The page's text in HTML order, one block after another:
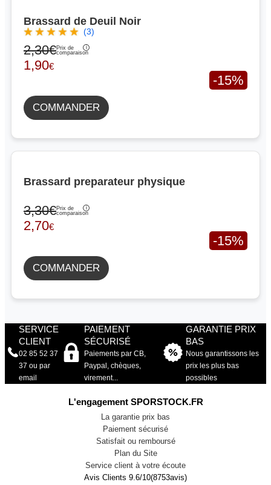
Brassard de Deuil Noir
(3)
2,30€Prix de
comparaison
1,90€
-15%
COMMANDER
Brassard preparateur physique
3,30€Prix de
comparaison
2,70€
-15%
COMMANDER
SERVICE
CLIENT
02 85 52 37
37 ou par
email
PAIEMENT
SÉCURISÉ
Paiements par CB,
Paypal, chèques,
virement...
GARANTIE PRIX
BAS
Nous garantissons les
prix les plus bas
possibles
L'engagement SPORSTOCK.FR
La garantie prix bas
Paiement sécurisé
Satisfait ou remboursé
Plan du Site
Service client à votre écoute
Avis Clients 9.6/10(8753avis)